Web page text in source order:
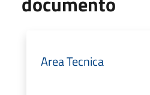
Area Tecnica